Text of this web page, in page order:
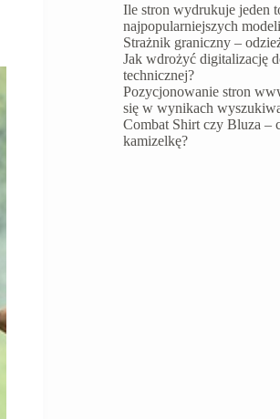
Ile stron wydrukuje jeden
najpopularniejszych modeli
Strażnik graniczny –
Jak wdrożyć digitalizację
technicznej?
Pozycjonowanie stron
się w wynikach
Combat Shirt czy Bluza –
kamizelkę?